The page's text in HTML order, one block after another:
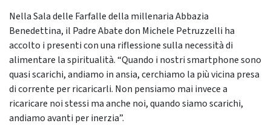
Nella Sala delle Farfalle della millenaria Abbazia
Benedettina, il Padre Abate don Michele Petruzzelli ha
accolto i presenti con una riflessione sulla necessità di
alimentare la spiritualità. “Quando i nostri smartphone sono
quasi scarichi, andiamo in ansia, cerchiamo la più vicina presa
di corrente per ricaricarli. Non pensiamo mai invece a
ricaricare noi stessi ma anche noi, quando siamo scarichi,
andiamo avanti per inerzia”.